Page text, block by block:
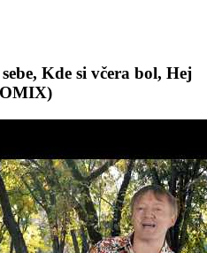
Kde si včera bol, Hej